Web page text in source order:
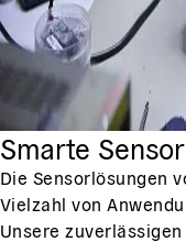
Smarte
Die Sensorlösungen
Vielzahl von
Unsere